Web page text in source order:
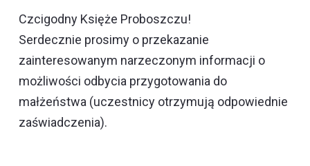
Czcigodny Księże Proboszczu!
Serdecznie prosimy o przekazanie
zainteresowanym narzeczonym informacji o
możliwości odbycia przygotowania do
małżeństwa (uczestnicy otrzymują odpowiednie
zaświadczenia).